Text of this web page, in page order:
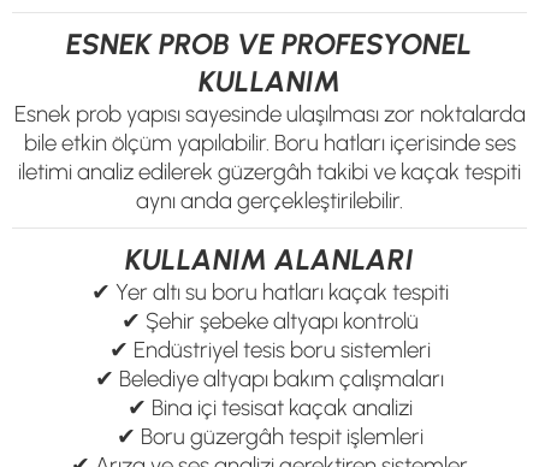
ESNEK PROB VE PROFESYONEL
KULLANIM
Esnek prob yapısı sayesinde ulaşılması zor noktalarda
bile etkin ölçüm yapılabilir. Boru hatları içerisinde ses
iletimi analiz edilerek güzergâh takibi ve kaçak tespiti
aynı anda gerçekleştirilebilir.
KULLANIM ALANLARI
✔ Yer altı su boru hatları kaçak tespiti
✔ Şehir şebeke altyapı kontrolü
✔ Endüstriyel tesis boru sistemleri
✔ Belediye altyapı bakım çalışmaları
✔ Bina içi tesisat kaçak analizi
✔ Boru güzergâh tespit işlemleri